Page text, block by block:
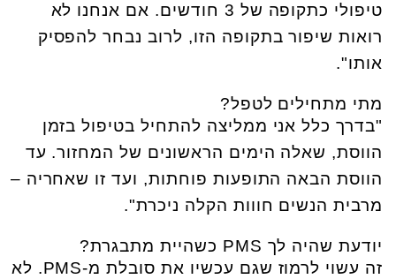
טיפולי כתקופה של 3 חודשים. אם אנחנו לא
רואות שיפור בתקופה הזו, לרוב נבחר להפסיק
אותו".
מתי מתחילים לטפל?
"בדרך כלל אני ממליצה להתחיל בטיפול בזמן
הווסת, שאלה הימים הראשונים של המחזור. עד
הווסת הבאה התופעות פוחתות, ועד זו שאחריה –
מרבית הנשים חווות הקלה ניכרת".
יודעת שהיה לך PMS כשהיית מתבגרת?
זה עשוי לרמוז שגם עכשיו את סובלת מ-PMS. לא